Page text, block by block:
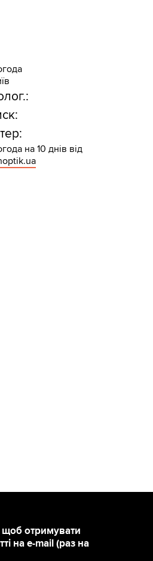
на 10 днів від
щоб отримувати
на e-mail (раз на